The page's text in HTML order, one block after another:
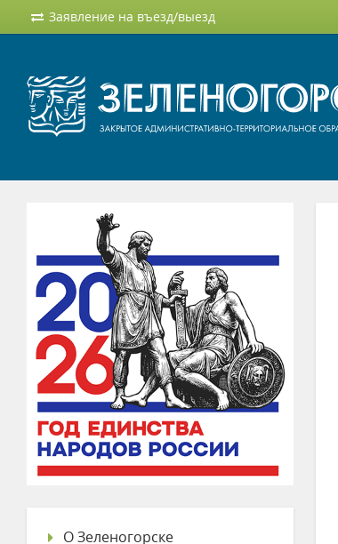
Заявление на въезд/выезд
О Зеленогорске